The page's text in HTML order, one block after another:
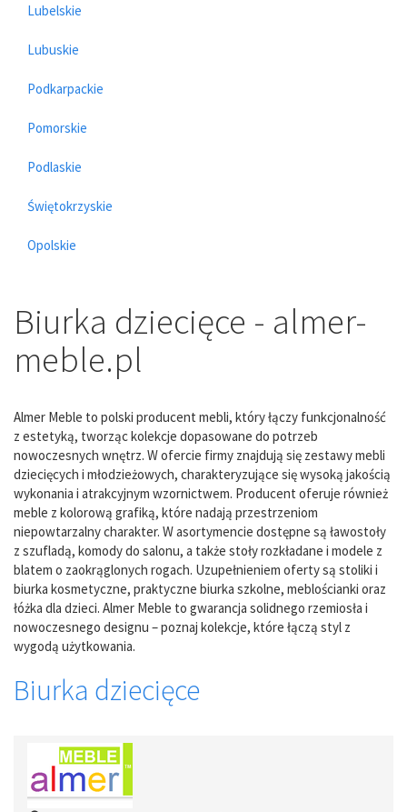
Lubelskie
Lubuskie
Podkarpackie
Pomorskie
Podlaskie
Świętokrzyskie
Opolskie
Biurka dziecięce - almer-
meble.pl
Almer Meble to polski producent mebli, który łączy funkcjonalność
z estetyką, tworząc kolekcje dopasowane do potrzeb
nowoczesnych wnętrz. W ofercie firmy znajdują się zestawy mebli
dziecięcych i młodzieżowych, charakteryzujące się wysoką jakością
wykonania i atrakcyjnym wzornictwem. Producent oferuje również
meble z kolorową grafiką, które nadają przestrzeniom
niepowtarzalny charakter. W asortymencie dostępne są ławostoły
z szufladą, komody do salonu, a także stoły rozkładane i modele z
blatem o zaokrąglonych rogach. Uzupełnieniem oferty są stoliki i
biurka kosmetyczne, praktyczne biurka szkolne, meblościanki oraz
łóżka dla dzieci. Almer Meble to gwarancja solidnego rzemiosła i
nowoczesnego designu – poznaj kolekcje, które łączą styl z
wygodą użytkowania.
Biurka dziecięce